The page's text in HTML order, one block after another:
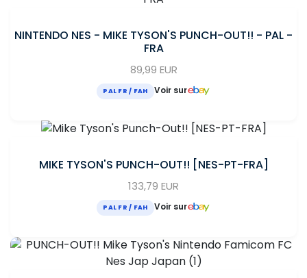
NINTENDO NES - MIKE TYSON'S PUNCH-OUT!! - PAL -
FRA
89,99 EUR
PAL FR / FAH Voir sur
MIKE TYSON'S PUNCH-OUT!! [NES-PT-FRA]
133,79 EUR
PAL FR / FAH Voir sur